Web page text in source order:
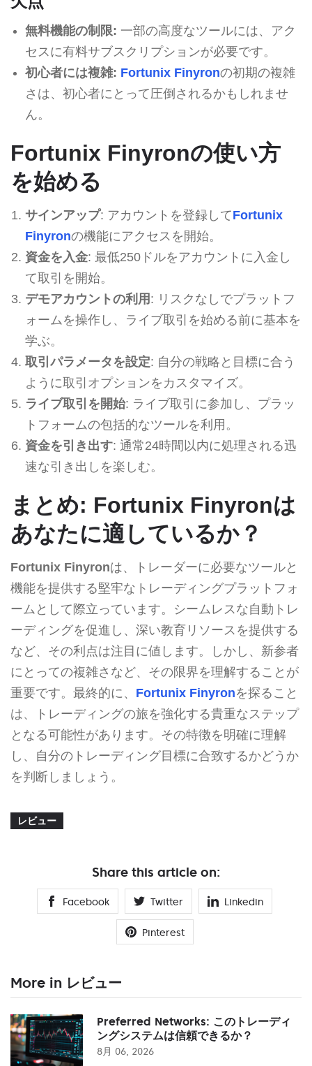
無料機能の制限: 一部の高度なツールには、アク
セスに有料サブスクリプションが必要です。
初心者には複雑: Fortunix Finyronの初期の複雑
さは、初心者にとって圧倒されるかもしれませ
ん。
Fortunix Finyronの使い方
を始める
サインアップ: アカウントを登録してFortunix
Finyronの機能にアクセスを開始。
資金を入金: 最低250ドルをアカウントに入金し
て取引を開始。
デモアカウントの利用 : リスクなしでプラットフ
ォームを操作し、ライブ取引を始める前に基本を
学ぶ。
取引パラメータを設定: 自分の戦略と目標に合う
ように取引オプションをカスタマイズ。
ライブ取引を開始: ライブ取引に参加し、プラッ
トフォームの包括的なツールを利用。
資金を引き出す: 通常24時間以内に処理される迅
速な引き出しを楽しむ。
まとめ: Fortunix Finyronは
あなたに適しているか？
Fortunix Finyronは、トレーダーに必要なツールと
機能を提供する堅牢なトレーディングプラットフォ
ームとして際立っています。シームレスな自動トレ
ーディングを促進し、深い教育リソースを提供する
など、その利点は注目に値します。しかし、新参者
にとっての複雑さなど、その限界を理解することが
重要です。最終的に、 Fortunix Finyronを探ること
は、トレーディングの旅を強化する貴重なステップ
となる可能性があります。その特徴を明確に理解
し、自分のトレーディング目標に合致するかどうか
を判断しましょう。
レビュー
Share this article on:
Facebook Twitter Linkedin
Pinterest
More in レビュー
Preferred Networks: このトレーディ
ングシステムは信頼できるか？
8月 06, 2026